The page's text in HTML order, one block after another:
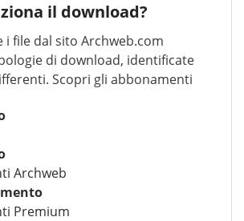
il download?
i file dal sito Archweb.com
di download, identificate
Scopri gli abbonamenti
Archweb
Premium